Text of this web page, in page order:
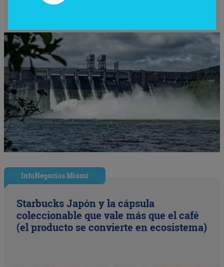
InfoNegocios Miami
Starbucks Japón y la cápsula
coleccionable que vale más que el café
(el producto se convierte en ecosistema)